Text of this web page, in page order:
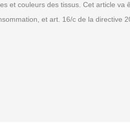
et couleurs des tissus. Cet article va
et art. 16/c de la directive